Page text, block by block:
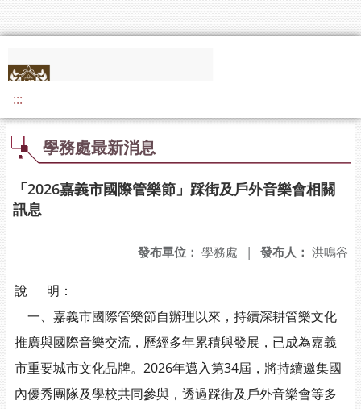
:::
學務處最新消息
「2026嘉義市國際管樂節」踩街及戶外音樂會相關
訊息
發布人： 洪鳴谷
發布單位： 學務處 |
說 明：
一、嘉義市國際管樂節自辦理以來，持續深耕管樂文化
推廣與國際音樂交流，歷經多年累積與發展，已成為嘉義
市重要城市文化品牌。2026年邁入第34屆，將持續邀集國
內優秀團隊及學校共同參與，透過踩街及戶外音樂會等多